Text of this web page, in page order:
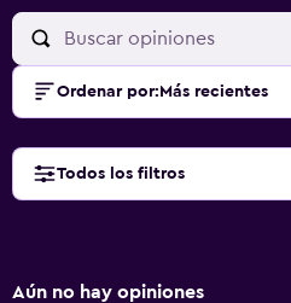
Ordenar por: Más recientes
Todos los filtros
Aún no hay opiniones